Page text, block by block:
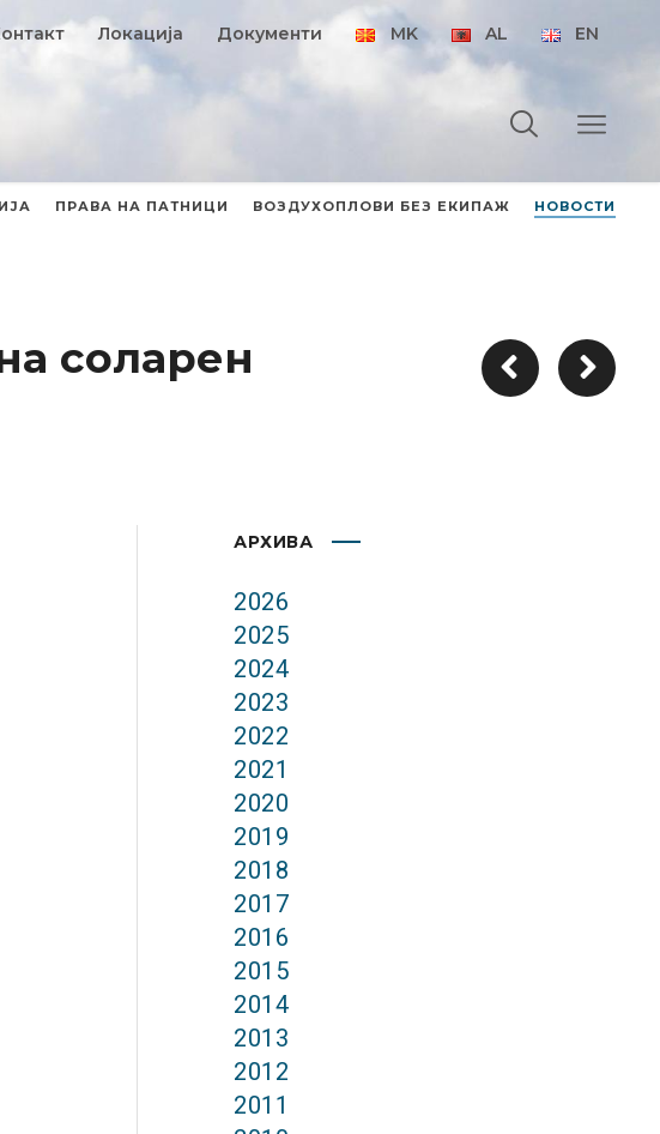
Локација Документи MK AL EN
ПРАВА НА ПАТНИЦИ ВОЗДУХОПЛОВИ БЕЗ ЕКИПАЖ НОВОСТИ
соларен
АРХИВА
2026
2025
2024
2023
2022
2021
2020
2019
2018
2017
2016
2015
2014
2013
2012
2011